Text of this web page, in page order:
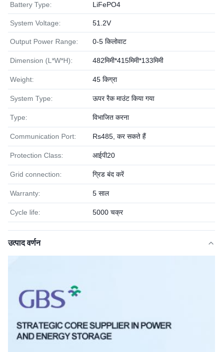
Battery Type: LiFePO4
System Voltage: 51.2V
Output Power Range: 0-5 किलोवाट
Dimension (L*W*H): 482मिमी*415मिमी*133मिमी
Weight: 45 किग्रा
System Type: ऊपर रैक माउंट किया गया
Type: विभाजित करना
Communication Port: Rs485, कर सकते हैं
Protection Class: आईपी20
Grid connection: ग्रिड बंद करें
Warranty: 5 साल
Cycle life: 5000 चक्र
उत्पाद वर्णन